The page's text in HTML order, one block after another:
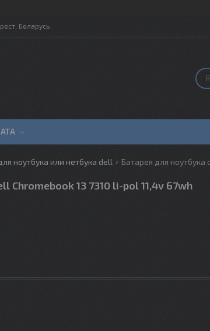
Беларусь
ноутбука или нетбука dell
Chromebook 13 7310 li-pol 11,4v 67wh